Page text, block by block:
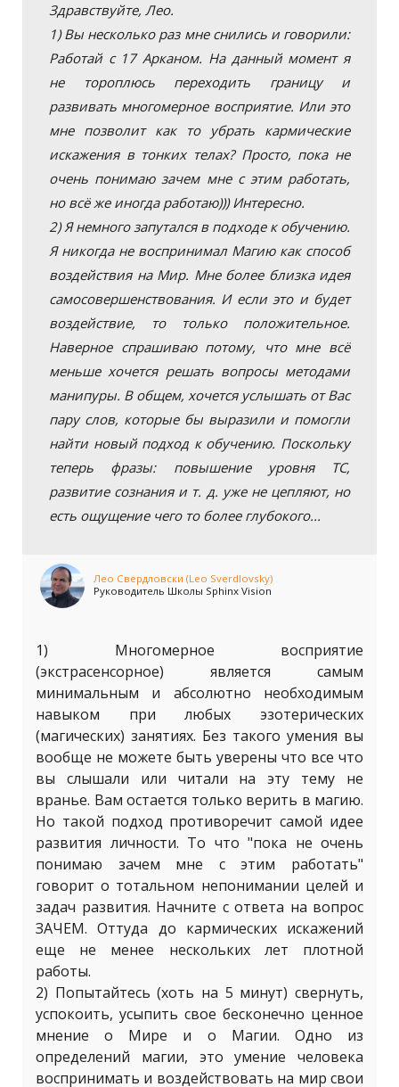
Здравствуйте, Лео.
1) Вы несколько раз мне снились и говорили:
Работай с 17 Арканом. На данный момент я
не тороплюсь переходить границу и
развивать многомерное восприятие. Или это
мне позволит как то убрать кармические
искажения в тонких телах? Просто, пока не
очень понимаю зачем мне с этим работать,
но всё же иногда работаю))) Интересно.
2) Я немного запутался в подходе к обучению.
Я никогда не воспринимал Магию как способ
воздействия на Мир. Мне более близка идея
самосовершенствования. И если это и будет
воздействие, то только положительное.
Наверное спрашиваю потому, что мне всё
меньше хочется решать вопросы методами
манипуры. В общем, хочется услышать от Вас
пару слов, которые бы выразили и помогли
найти новый подход к обучению. Поскольку
теперь фразы: повышение уровня ТС,
развитие сознания и т. д. уже не цепляют, но
есть ощущение чего то более глубокого...
Лео Свердловски (Leo Sverdlovsky)
Руководитель Школы Sphinx Vision
1) Многомерное восприятие
(экстрасенсорное) является самым
минимальным и абсолютно необходимым
навыком при любых эзотерических
(магических) занятиях. Без такого умения вы
вообще не можете быть уверены что все что
вы слышали или читали на эту тему не
вранье. Вам остается только верить в магию.
Но такой подход противоречит самой идее
развития личности. То что "пока не очень
понимаю зачем мне с этим работать"
говорит о тотальном непонимании целей и
задач развития. Начните с ответа на вопрос
ЗАЧЕМ. Оттуда до кармических искажений
еще не менее нескольких лет плотной
работы.
2) Попытайтесь (хоть на 5 минут) свернуть,
успокоить, усыпить свое бесконечно ценное
мнение о Мире и о Магии. Одно из
определений магии, это умение человека
воспринимать и воздействовать на мир свои